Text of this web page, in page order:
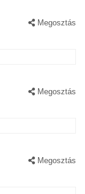
Megosztás
Megosztás
Megosztás